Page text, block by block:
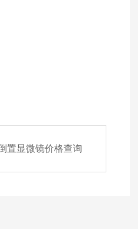
置显微镜价格查询